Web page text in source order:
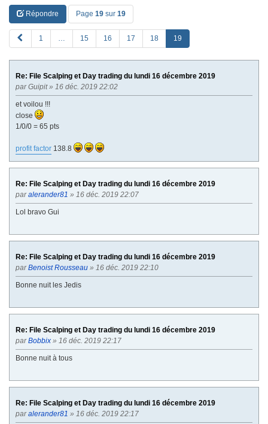
Répondre Page 19 sur 19
R
E
1 … 15 16 17 18 19
Re: File Scalping et Day trading du lundi 16 décembre 2019
parGuipit» 16 déc. 2019 22:02
et voilou !!!
close
1/0/0 = 65 pts
profit factor 138.8
Re: File Scalping et Day trading du lundi 16 décembre 2019
paralerander81 » 16 déc. 2019 22:07
Lol bravo Gui
Re: File Scalping et Day trading du lundi 16 décembre 2019
parBenoist Rousseau » 16 déc. 2019 22:10
Bonne nuit les Jedis
Re: File Scalping et Day trading du lundi 16 décembre 2019
parBobbix » 16 déc. 2019 22:17
Bonne nuit à tous
Re: File Scalping et Day trading du lundi 16 décembre 2019
paralerander81 » 16 déc. 2019 22:17